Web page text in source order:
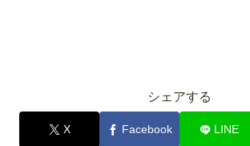
シェアする
X Facebook LINE